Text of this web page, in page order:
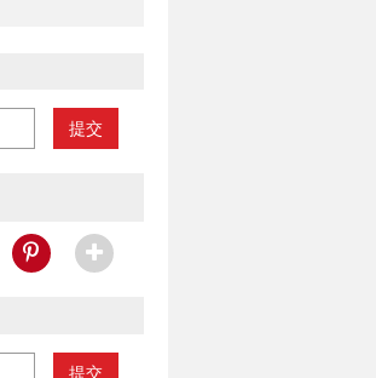
提交
提交